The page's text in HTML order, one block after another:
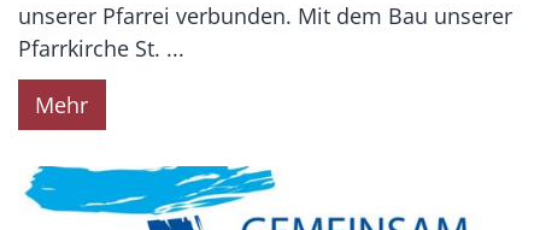
unserer Pfarrei verbunden. Mit dem Bau unserer
Pfarrkirche St. ...
Mehr